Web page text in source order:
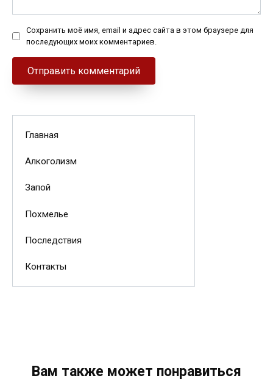
Сохранить моё имя, email и адрес сайта в этом браузере для
последующих моих комментариев.
Главная
Алкоголизм
Запой
Похмелье
Последствия
Контакты
Вам также может понравиться